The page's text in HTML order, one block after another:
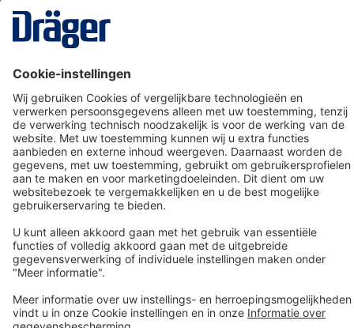
Dräger klantenservice
Over Dräger
Bestellen in onze webshop
Community